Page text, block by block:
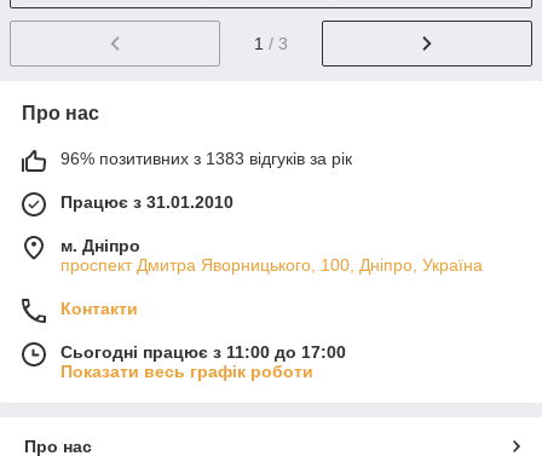
1 / 3
Про нас
96% позитивних з 1383 відгуків за рік
Працює з 31.01.2010
м. Дніпро
проспект Дмитра Яворницького, 100, Дніпро, Україна
Контакти
Сьогодні працює з 11:00 до 17:00
Показати весь графік роботи
Про нас